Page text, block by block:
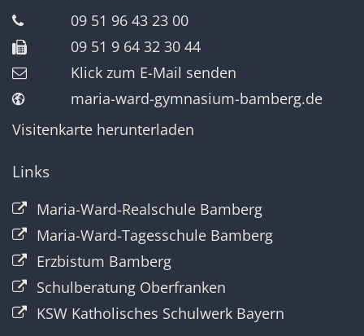
09 51 96 43 23 00
09 51 9 64 32 30 44
Klick zum E-Mail senden
maria-ward-gymnasium-bamberg.de
Visitenkarte herunterladen
Links
Maria-Ward-Realschule Bamberg
Maria-Ward-Tagesschule Bamberg
Erzbistum Bamberg
Schulberatung Oberfranken
KSW Katholisches Schulwerk Bayern